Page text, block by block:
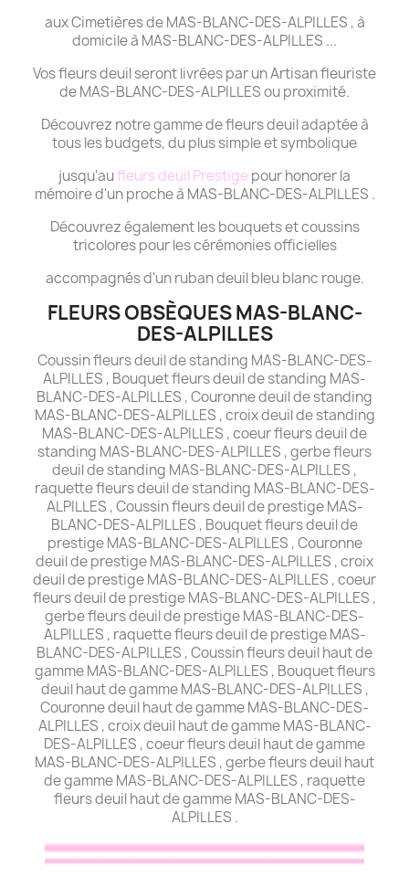
aux Cimetières de MAS-BLANC-DES-ALPILLES , à
domicile à MAS-BLANC-DES-ALPILLES ...
Vos fleurs deuil seront livrées par un Artisan fleuriste
de MAS-BLANC-DES-ALPILLES ou proximité.
Découvrez notre gamme de fleurs deuil adaptée à
tous les budgets, du plus simple et symbolique
jusqu'aufleurs deuil Prestigepour honorer la
mémoire d'un proche à MAS-BLANC-DES-ALPILLES .
Découvrez également les bouquets et coussins
tricolores pour les cérémonies officielles
accompagnés d'un ruban deuil bleu blanc rouge.
FLEURS OBSÈQUES MAS-BLANC-
DES-ALPILLES
Coussin fleurs deuil de standing MAS-BLANC-DES-
ALPILLES , Bouquet fleurs deuil de standing MAS-
BLANC-DES-ALPILLES , Couronne deuil de standing
MAS-BLANC-DES-ALPILLES , croix deuil de standing
MAS-BLANC-DES-ALPILLES , coeur fleurs deuil de
standing MAS-BLANC-DES-ALPILLES , gerbe fleurs
deuil de standing MAS-BLANC-DES-ALPILLES ,
raquette fleurs deuil de standing MAS-BLANC-DES-
ALPILLES , Coussin fleurs deuil de prestige MAS-
BLANC-DES-ALPILLES , Bouquet fleurs deuil de
prestige MAS-BLANC-DES-ALPILLES , Couronne
deuil de prestige MAS-BLANC-DES-ALPILLES , croix
deuil de prestige MAS-BLANC-DES-ALPILLES , coeur
fleurs deuil de prestige MAS-BLANC-DES-ALPILLES ,
gerbe fleurs deuil de prestige MAS-BLANC-DES-
ALPILLES , raquette fleurs deuil de prestige MAS-
BLANC-DES-ALPILLES , Coussin fleurs deuil haut de
gamme MAS-BLANC-DES-ALPILLES , Bouquet fleurs
deuil haut de gamme MAS-BLANC-DES-ALPILLES ,
Couronne deuil haut de gamme MAS-BLANC-DES-
ALPILLES , croix deuil haut de gamme MAS-BLANC-
DES-ALPILLES , coeur fleurs deuil haut de gamme
MAS-BLANC-DES-ALPILLES , gerbe fleurs deuil haut
de gamme MAS-BLANC-DES-ALPILLES , raquette
fleurs deuil haut de gamme MAS-BLANC-DES-
ALPILLES .